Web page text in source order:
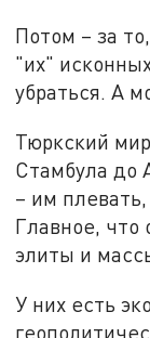
Потом – за
"их"
убраться. А
Тюркский
Стамбула до
– им
Главное, что
элиты и
У них есть